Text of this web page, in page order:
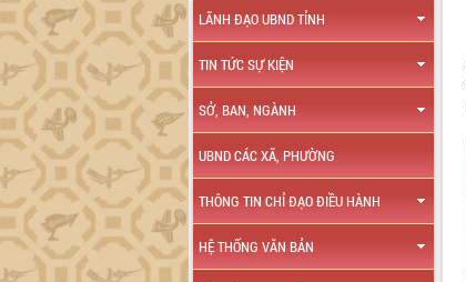
LÃNH ĐẠO UBND TỈNH
TIN TỨC SỰ KIỆN
SỞ, BAN, NGÀNH
UBND CÁC XÃ, PHƯỜNG
THÔNG TIN CHỈ ĐẠO ĐIỀU HÀNH
HỆ THỐNG VĂN BẢN